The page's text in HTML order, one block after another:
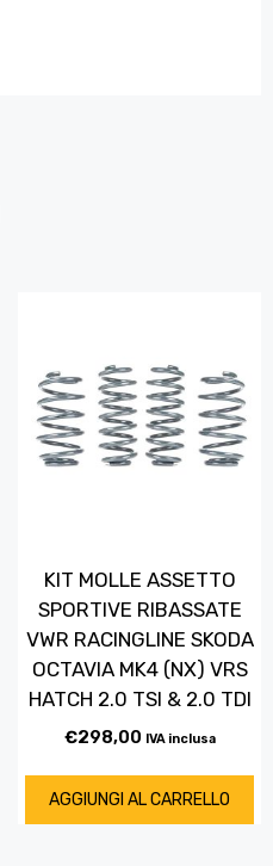
KIT MOLLE ASSETTO
SPORTIVE RIBASSATE
VWR RACINGLINE SKODA
OCTAVIA MK4 (NX) VRS
HATCH 2.0 TSI & 2.0 TDI
€298,00 IVA inclusa
AGGIUNGI AL CARRELLO